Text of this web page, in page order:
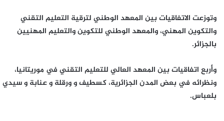
وتوزعت الاتفاقيات بين المعهد الوطني لترقية التعليم التقني
والتكوين المهني، والمعهد الوطني للتكوين والتعليم المهنيين
بالجزائر.
وأربع اتفاقيات بين المعهد العالي للتعليم التقني في موريتانيا،
ونظرائه في بعض المدن الجزائرية، كسطيف و ورقلة و عنابة و سيدي
بلعباس.